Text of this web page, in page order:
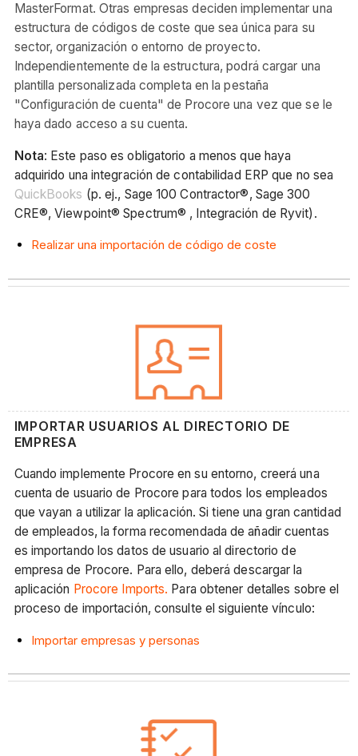
MasterFormat. Otras empresas deciden implementar una
estructura de códigos de coste que sea única para su
sector, organización o entorno de proyecto.
Independientemente de la estructura, podrá cargar una
plantilla personalizada completa en la pestaña
"Configuración de cuenta" de Procore una vez que se le
haya dado acceso a su cuenta.
Nota: Este paso es obligatorio a menos que haya
adquirido una integración de contabilidad ERP que no sea
QuickBooks (p. ej., Sage 100 Contractor®, Sage 300
CRE®, Viewpoint® Spectrum® , Integración de Ryvit).
Realizar una importación de código de coste
IMPORTAR USUARIOS AL DIRECTORIO DE
EMPRESA
Cuando implemente Procore en su entorno, creerá una
cuenta de usuario de Procore para todos los empleados
que vayan a utilizar la aplicación. Si tiene una gran cantidad
de empleados, la forma recomendada de añadir cuentas
es importando los datos de usuario al directorio de
empresa de Procore. Para ello, deberá descargar la
aplicación Procore Imports. Para obtener detalles sobre el
proceso de importación, consulte el siguiente vínculo:
Importar empresas y personas